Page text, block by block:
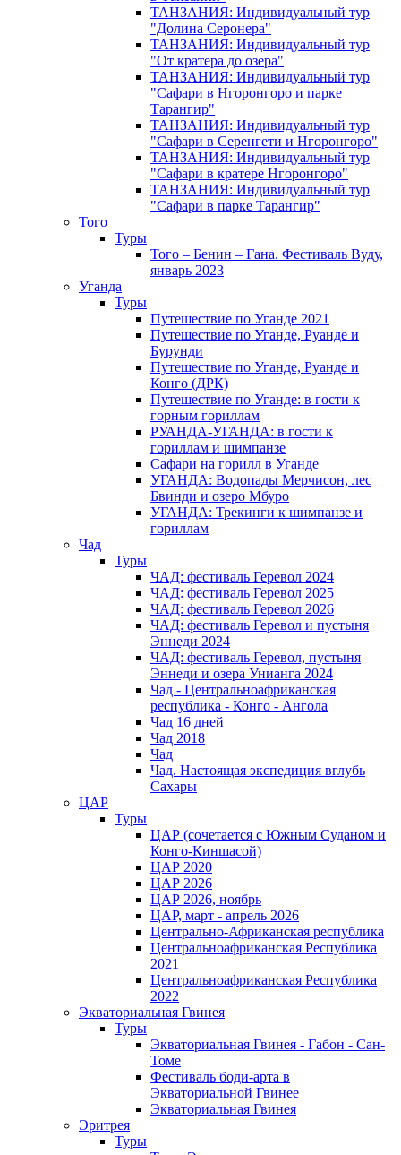
ТАНЗАНИЯ: Индивидуальный тур
"Долина Серонера"
ТАНЗАНИЯ: Индивидуальный тур
"От кратера до озера"
ТАНЗАНИЯ: Индивидуальный тур
"Сафари в Нгоронгоро и парке
Тарангир"
ТАНЗАНИЯ: Индивидуальный тур
"Сафари в Серенгети и Нгоронгоро"
ТАНЗАНИЯ: Индивидуальный тур
"Сафари в кратере Нгоронгоро"
ТАНЗАНИЯ: Индивидуальный тур
"Сафари в парке Тарангир"
Того
Туры
Того – Бенин – Гана. Фестиваль Вуду,
январь 2023
Уганда
Туры
Путешествие по Уганде 2021
Путешествие по Уганде, Руанде и
Бурунди
Путешествие по Уганде, Руанде и
Конго (ДРК)
Путешествие по Уганде: в гости к
горным гориллам
РУАНДА-УГАНДА: в гости к
гориллам и шимпанзе
Сафари на горилл в Уганде
УГАНДА: Водопады Мерчисон, лес
Бвинди и озеро Мбуро
УГАНДА: Трекинги к шимпанзе и
гориллам
Чад
Туры
ЧАД: фестиваль Геревол 2024
ЧАД: фестиваль Геревол 2025
ЧАД: фестиваль Геревол 2026
ЧАД: фестиваль Геревол и пустыня
Эннеди 2024
ЧАД: фестиваль Геревол, пустыня
Эннеди и озера Унианга 2024
Чад - Центральноафриканская
республика - Конго - Ангола
Чад 16 дней
Чад 2018
Чад
Чад. Настоящая экспедиция вглубь
Сахары
ЦАР
Туры
ЦАР (сочетается с Южным Суданом и
Конго-Киншасой)
ЦАР 2020
ЦАР 2026
ЦАР 2026, ноябрь
ЦАР, март - апрель 2026
Центрально-Африканская республика
Центральноафриканская Республика
2021
Центральноафриканская Республика
2022
Экваториальная Гвинея
Туры
Экваториальная Гвинея - Габон - Сан-
Томе
Фестиваль боди-арта в
Экваториальной Гвинее
Экваториальная Гвинея
Эритрея
Туры